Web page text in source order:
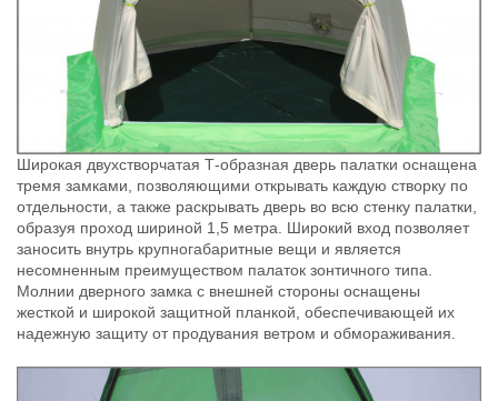
Широкая двухстворчатая Т-образная дверь палатки оснащена
тремя замками, позволяющими открывать каждую створку по
отдельности, а также раскрывать дверь во всю стенку палатки,
образуя проход шириной 1,5 метра. Широкий вход позволяет
заносить внутрь крупногабаритные вещи и является
несомненным преимуществом палаток зонтичного типа.
Молнии дверного замка с внешней стороны оснащены
жесткой и широкой защитной планкой, обеспечивающей их
надежную защиту от продувания ветром и обмораживания.